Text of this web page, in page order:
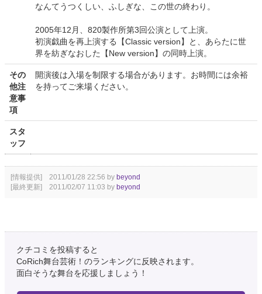
なんてうつくしい、ふしぎな、この世の終わり。
2005年12月、820製作所第3回公演として上演。
初演戯曲を再上演する【Classic version】と、あらたに世
界を紡ぎなおした【New version】の同時上演。
その
他注
意事
項
開演後は入場を制限する場合があります。お時間には余裕
を持ってご来場ください。
スタ
ッフ
[情報提供] 2011/01/28 22:56 by beyond
[最終更新] 2011/02/07 11:03 by beyond
クチコミを投稿すると
CoRich舞台芸術！のランキングに反映されます。
面白そうな舞台を応援しましょう！